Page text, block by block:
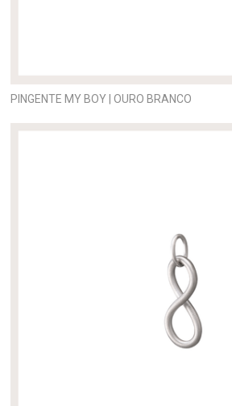
PINGENTE MY BOY | OURO BRANCO